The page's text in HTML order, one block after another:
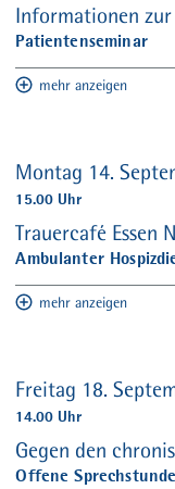
Informationen
Patientenseminar
mehr anzeigen
Montag 14.
15.00 Uhr
Trauercafé Essen
Ambulanter
mehr anzeigen
Freitag 18.
14.00 Uhr
Gegen den
Offene